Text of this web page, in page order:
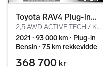
Toyota RAV4 Plug-in
Hybrid
2,5 AWD ACTIVE TECH / KROK / NORSK / DELSKINN / RATT V
2021 ∙ 93 000 km ∙ Plug-in
Bensin ∙ 75 km rekkevidde
368 700 kr